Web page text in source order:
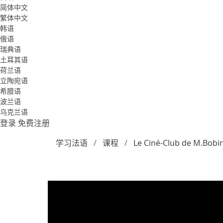
简体中文
繁体中文
韩语
俄语
瑞典语
土耳其语
荷兰语
立陶宛语
希腊语
波兰语
乌克兰语
登录 免费注册
学习法语
课程 Le Ciné-Club de